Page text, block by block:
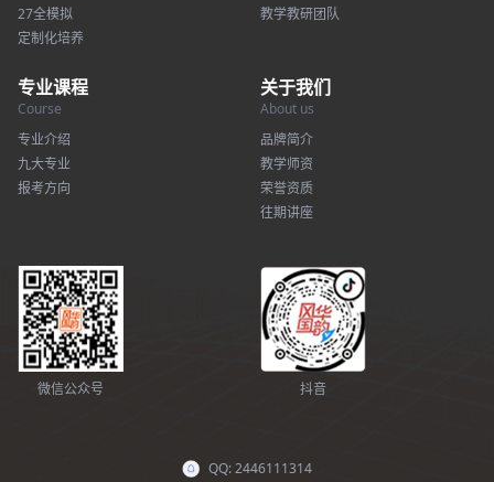
27全模拟
定制化培养
教学教研团队
专业课程
Course
专业介绍
九大专业
报考方向
关于我们
About us
品牌简介
教学师资
荣誉资质
往期讲座
微信公众号 抖音
QQ: 2446111314